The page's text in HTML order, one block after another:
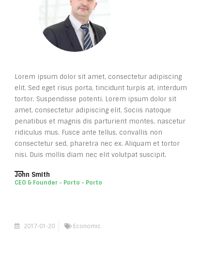
Lorem ipsum dolor sit amet, consectetur adipiscing
elit. Sed eget risus porta, tincidunt turpis at, interdum
tortor. Suspendisse potenti. Lorem ipsum dolor sit
amet, consectetur adipiscing elit. Sociis natoque
penatibus et magnis dis parturient montes, nascetur
ridiculus mus. Fusce ante tellus, convallis non
consectetur sed, pharetra nec ex. Aliquam et tortor
nisi. Duis mollis diam nec elit volutpat suscipit.
John Smith
CEO & Founder - Porto - Porto
2017-01-20 Economic